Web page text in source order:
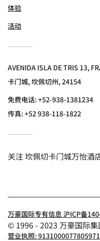
体验
活动
AVENIDA ISLA DE TRIS 13,
卡门城, 坎佩切州, 24154
免费电话:+52-938-1381234
传真:+52 938-118-1822
关注坎佩切卡门城万怡酒
万豪国际专有信息 沪ICP备
© 1996 - 2023 万豪国际集
营业执照: